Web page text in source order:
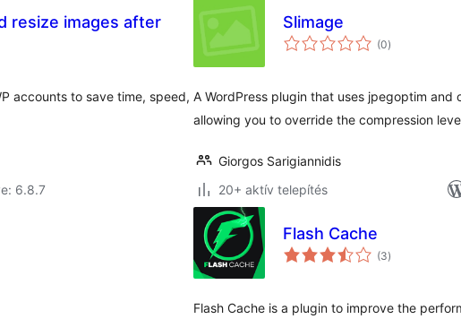
resize images after
accounts to save time, speed,
6.8.7
Slimage
(0értékelés
összesen
)
A WordPress plugin that uses jpegoptim
allowing you to override the compression
Giorgos Sarigiannidis
20+ aktív telepítés
Flash Cache
(3értékelés
összesen
)
Flash Cache is a plugin to improve the